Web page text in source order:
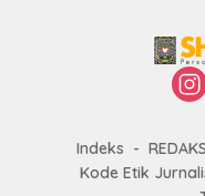
Indeks
Kode Etik